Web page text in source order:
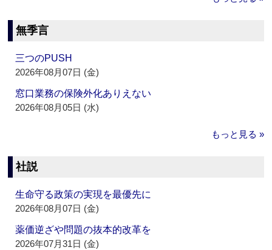
無季言
三つのPUSH
2026年08月07日 (金)
窓口業務の保険外化ありえない
2026年08月05日 (水)
もっと見る »
社説
生命守る政策の実現を最優先に
2026年08月07日 (金)
薬価逆ざや問題の抜本的改革を
2026年07月31日 (金)